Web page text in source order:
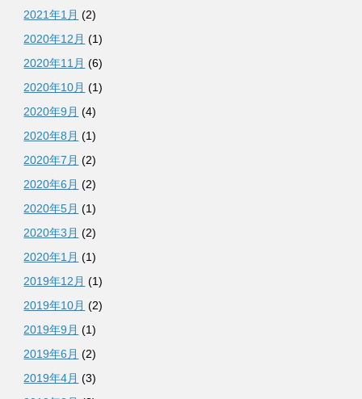
2021年1月 (2)
2020年12月 (1)
2020年11月 (6)
2020年10月 (1)
2020年9月 (4)
2020年8月 (1)
2020年7月 (2)
2020年6月 (2)
2020年5月 (1)
2020年3月 (2)
2020年1月 (1)
2019年12月 (1)
2019年10月 (2)
2019年9月 (1)
2019年6月 (2)
2019年4月 (3)